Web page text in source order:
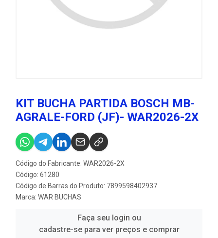
KIT BUCHA PARTIDA BOSCH MB-
AGRALE-FORD (JF)- WAR2026-2X
Código do Fabricante: WAR2026-2X
Código: 61280
Código de Barras do Produto: 7899598402937
Marca: WAR BUCHAS
Faça seu login ou
cadastre-se para ver preços e comprar